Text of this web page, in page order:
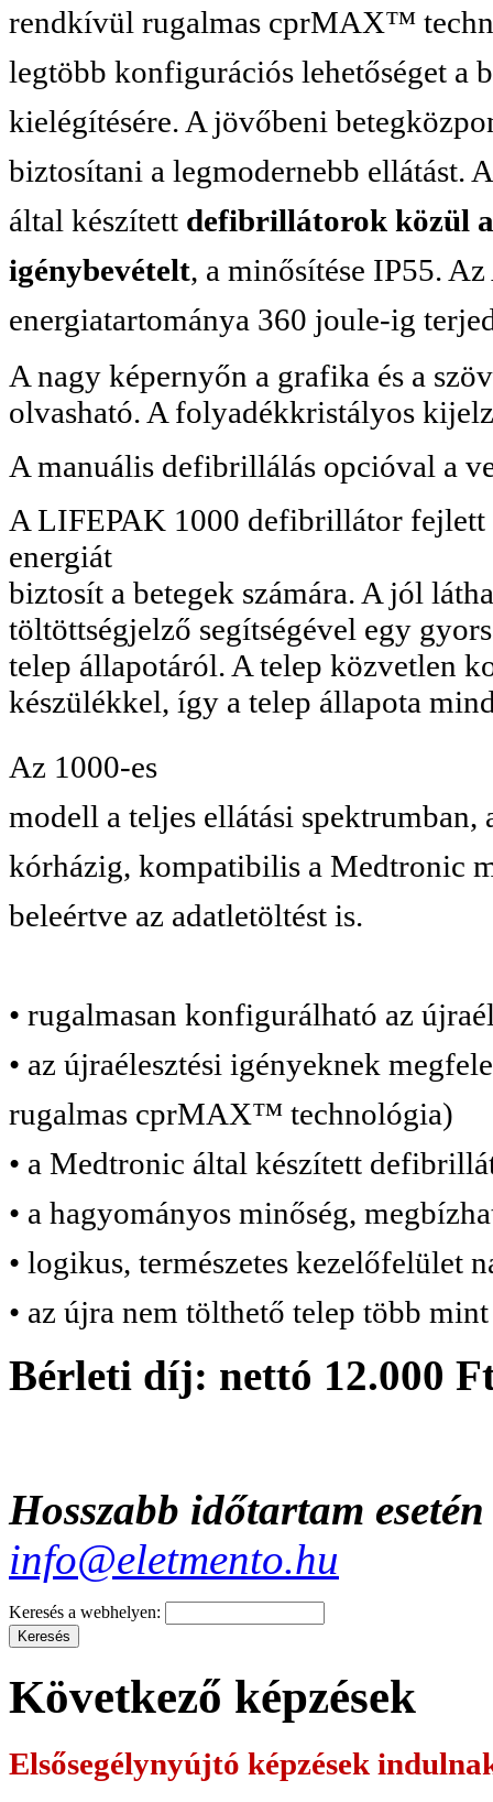
rendkívül rugalmas cprMAX™
legtöbb konfigurációs lehetőséget a
kielégítésére. A jövőbeni
biztosítani a legmodernebb ellátást.
által készített defibrillátorok közül
igénybevételt, a minősítése IP55.
energiatartománya 360 joule-ig
A nagy képernyőn a grafika és a
olvasható. A folyadékkristályos
A manuális defibrillálás opcióval a
A LIFEPAK 1000 defibrillátor fejlett
energiát
biztosít a betegek számára. A jól
töltöttségjelző segítségével egy
telep állapotáról. A telep közvetlen
készülékkel, így a telep állapota
Az 1000-es
modell a teljes ellátási spektrumban,
kórházig, kompatibilis a Medtronic
beleértve az adatletöltést is.
• rugalmasan konfigurálható az
• az újraélesztési igényeknek
rugalmas cprMAX™ technológia)
• a Medtronic által készített
• a hagyományos minőség,
• logikus, természetes kezelőfelület
• az újra nem tölthető telep több
Bérleti díj: nettó 12.000
Hosszabb időtartam
info@eletmento.hu
Keresés a webhelyen:
Következő képzések
Elsősegélynyújtó képzések